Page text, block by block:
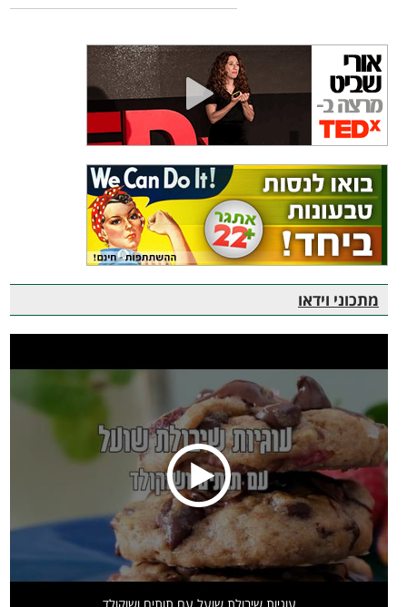
מתכוני וידאו
עוגיות שיבולת שועל עם תותים ושוקולד